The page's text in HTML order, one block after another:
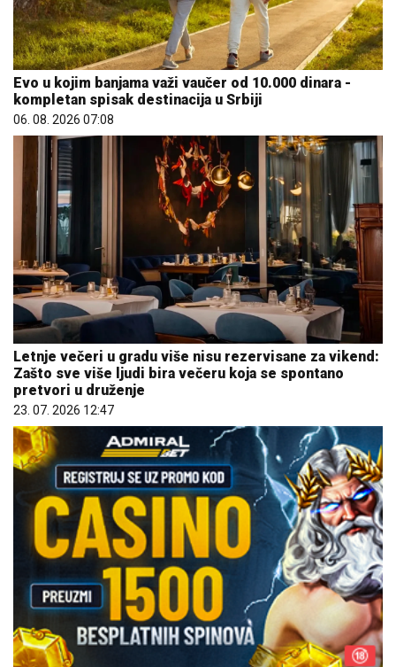
Evo u kojim banjama važi vaučer od 10.000 dinara -
kompletan spisak destinacija u Srbiji
06. 08. 2026 07:08
Letnje večeri u gradu više nisu rezervisane za vikend:
Zašto sve više ljudi bira večeru koja se spontano
pretvori u druženje
23. 07. 2026 12:47